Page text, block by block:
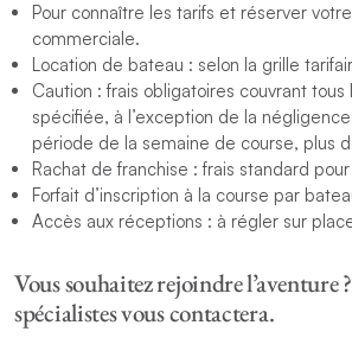
Pour connaître les tarifs et pour réserver
conseillers au+33 (0)1 42 61 79 84
Prix & Modalités de réservation
Pour connaître les tarifs et réserver
commerciale.
Location de bateau : selon la grille
Caution : frais obligatoires couvrant
spécifiée, à l’exception de la
période de la semaine de course, plus
Rachat de franchise : frais standard
Forfait d’inscription à la course par
Accès aux réceptions : à régler sur
Vous souhaitez rejoindre l’aventure
spécialistes vous contactera.